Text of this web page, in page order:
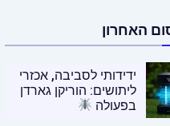
האחרון
ידידותי לסביבה, אכזרי
ליתושים: הוריקן גארדן
בפעולה